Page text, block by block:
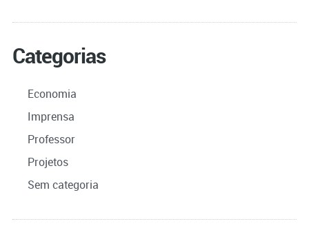
Categorias
Economia
Imprensa
Professor
Projetos
Sem categoria